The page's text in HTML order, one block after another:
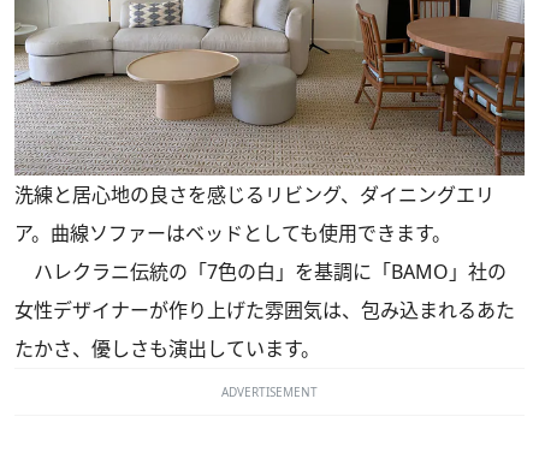
洗練と居心地の良さを感じるリビング、ダイニングエリ
ア。曲線ソファーはベッドとしても使用できます。
ハレクラニ伝統の「7色の白」を基調に「BAMO」社の
女性デザイナーが作り上げた雰囲気は、包み込まれるあた
たかさ、優しさも演出しています。
ADVERTISEMENT